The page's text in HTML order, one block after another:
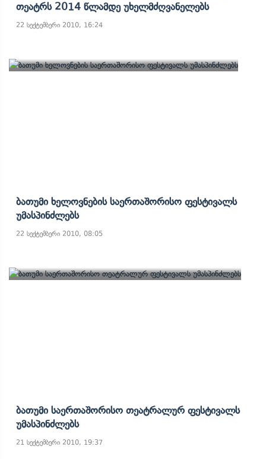
Თეატრს 2014 Წლამდე Უხელმძღვანელებს
22 სექტემბერი 2010, 16:24
Ბათუმი Ხელოვნების Საერთაშორისო Ფესტივალს
Უმასპინძლებს
22 სექტემბერი 2010, 08:05
Ბათუმი Საერთაშორისო Თეატრალურ Ფესტივალს
Უმასპინძლებს
21 სექტემბერი 2010, 19:37